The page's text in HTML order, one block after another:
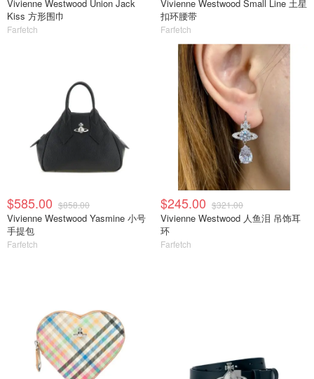
Vivienne Westwood Union Jack
Kiss 方形围巾
Farfetch
Vivienne Westwood Small Line 土星
扣环腰带
Farfetch
$585.00 $858.00
Vivienne Westwood Yasmine 小号
手提包
Farfetch
$245.00 $321.00
Vivienne Westwood 人鱼泪 吊饰耳
环
Farfetch